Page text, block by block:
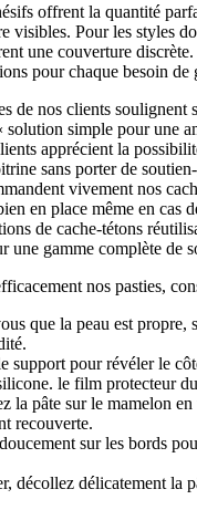
offrent la quantité
visibles. Pour les styles
une couverture
pour chaque besoin de
de nos clients soulignent
solution simple pour une
apprécient la
sans porter de
vivement nos
en place même en cas
de cache-tétons
une gamme complète de
nos pasties,
que la peau est propre,
support pour révéler le
le film protecteur
la pâte sur le mamelon
recouverte.
sur les bords
décollez délicatement la